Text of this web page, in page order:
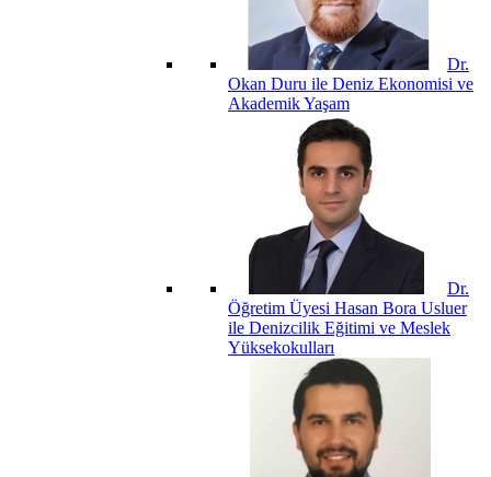
Dr.
Okan Duru ile Deniz Ekonomisi ve
Akademik Yaşam
Dr.
Öğretim Üyesi Hasan Bora Usluer
ile Denizcilik Eğitimi ve Meslek
Yüksekokulları